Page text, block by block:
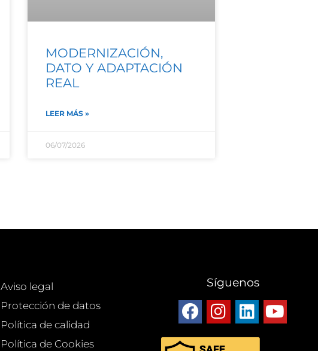
MODERNIZACIÓN,
DATO Y ADAPTACIÓN
REAL
LEER MÁS »
06/07/2026
Aviso legal
Protección de datos
Política de calidad
Política de Cookies
Síguenos